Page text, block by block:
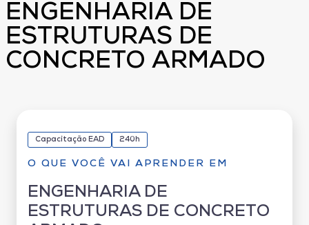
ENGENHARIA DE
ESTRUTURAS DE
CONCRETO ARMADO
Capacitação EAD 240h
O QUE VOCÊ VAI APRENDER EM
ENGENHARIA DE
ESTRUTURAS DE CONCRETO